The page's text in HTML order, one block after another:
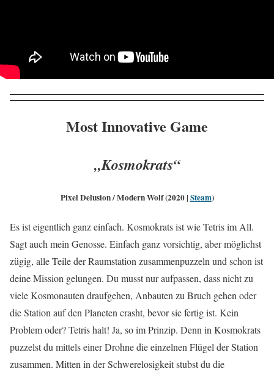
Most Innovative Game
„Kosmokrats“
Pixel Delusion / Modern Wolf (2020 | Steam)
Es ist eigentlich ganz einfach. Kosmokrats ist wie Tetris im All.
Sagt auch mein Genosse. Einfach ganz vorsichtig, aber möglichst
zügig, alle Teile der Raumstation zusammenpuzzeln und schon ist
deine Mission gelungen. Du musst nur aufpassen, dass nicht zu
viele Kosmonauten draufgehen, Anbauten zu Bruch gehen oder
die Station auf den Planeten crasht, bevor sie fertig ist. Kein
Problem oder? Tetris halt! Ja, so im Prinzip. Denn in Kosmokrats
puzzelst du mittels einer Drohne die einzelnen Flügel der Station
zusammen. Mitten in der Schwerelosigkeit stubst du die